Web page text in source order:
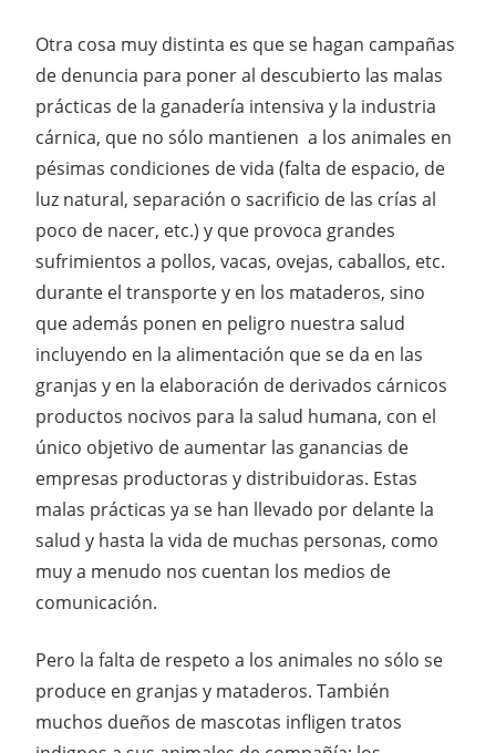
Otra cosa muy distinta es que se hagan campañas
de denuncia para poner al descubierto las malas
prácticas de la ganadería intensiva y la industria
cárnica, que no sólo mantienen a los animales en
pésimas condiciones de vida (falta de espacio, de
luz natural, separación o sacrificio de las crías al
poco de nacer, etc.) y que provoca grandes
sufrimientos a pollos, vacas, ovejas, caballos, etc.
durante el transporte y en los mataderos, sino
que además ponen en peligro nuestra salud
incluyendo en la alimentación que se da en las
granjas y en la elaboración de derivados cárnicos
productos nocivos para la salud humana, con el
único objetivo de aumentar las ganancias de
empresas productoras y distribuidoras. Estas
malas prácticas ya se han llevado por delante la
salud y hasta la vida de muchas personas, como
muy a menudo nos cuentan los medios de
comunicación.
Pero la falta de respeto a los animales no sólo se
produce en granjas y mataderos. También
muchos dueños de mascotas infligen tratos